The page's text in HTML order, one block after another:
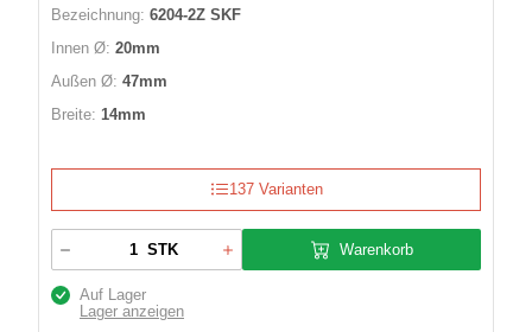
Bezeichnung: 6204-2Z SKF
Innen Ø: 20mm
Außen Ø: 47mm
Breite: 14mm
137 Varianten
STK Warenkorb
Auf Lager
Lager anzeigen